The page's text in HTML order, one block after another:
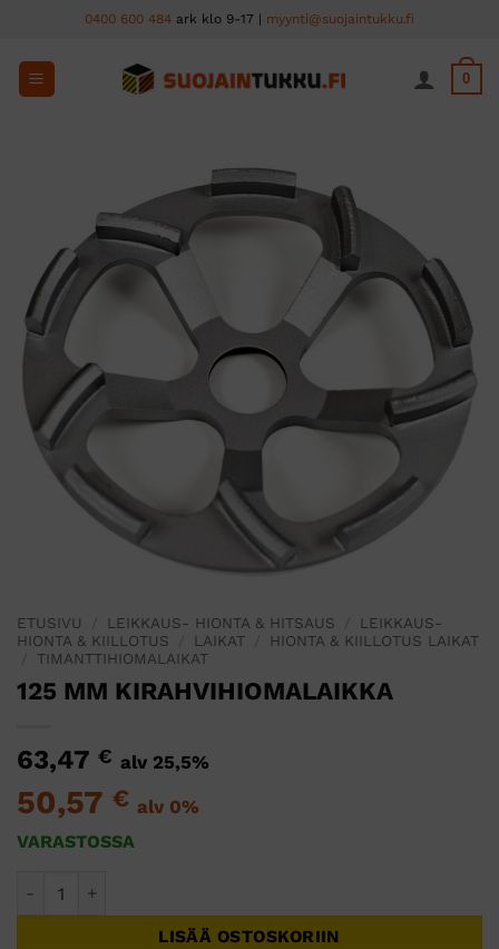
content
0400 600 484 ark klo 9-17 | myynti@suojaintukku.fi
0
ETUSIVU LEIKKAUS- HIONTA & HITSAUS
LEIKKAUS-
HIONTA & KIILLOTUS
LAIKAT
HIONTA & KIILLOTUS LAIKAT
TIMANTTIHIOMALAIKAT
125 MM KIRAHVIHIOMALAIKKA
63,47 € alv 25,5%
50,57 € alv 0%
VARASTOSSA
LISÄÄ OSTOSKORIIN